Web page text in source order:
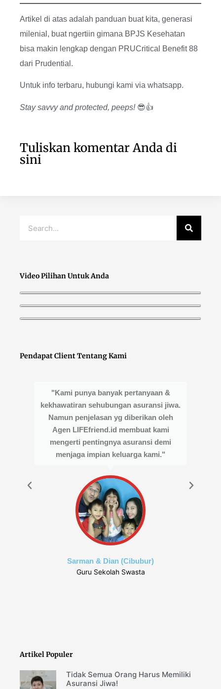
Artikel di atas adalah panduan buat kita, generasi
milenial, buat ngertiin gimana BPJS Kesehatan
bisa makin lengkap dengan PRUCritical Benefit 88
dari Prudential.
Untuk info terbaru, hubungi kami via whatsapp.
Stay savvy and protected, peeps! 😎👍
Tuliskan komentar Anda di
sini
Video Pilihan Untuk Anda
Pendapat Client Tentang Kami
"Kami punya banyak pertanyaan &
kekhawatiran sehubungan asuransi jiwa.
Namun penjelasan yg diberikan oleh
Agen LIFEfriend.id membuat kami
mengerti pentingnya asuransi demi
menjaga impian keluarga kami."
Sarman & Dian (Cibubur)
Guru Sekolah Swasta
Artikel Populer
Tidak Semua Orang Harus Memiliki
Asuransi Jiwa!